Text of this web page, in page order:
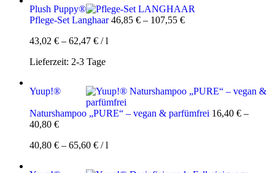
Plush Puppy®
Pflege-Set Langhaar 46,85 € – 107,55 €
43,02 € – 62,47 € /l
Lieferzeit: 2-3 Tage
Yuup!®
Naturshampoo „PURE“ – vegan & parfümfrei 16,40 € –
40,80 €
40,80 € – 65,60 € /l